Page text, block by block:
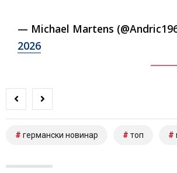
— Michael Martens
2026
германски новинар топ